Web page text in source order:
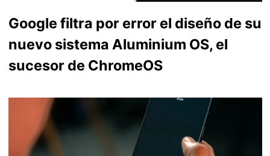
Google filtra por error el diseño de su
nuevo sistema Aluminium OS, el
sucesor de ChromeOS